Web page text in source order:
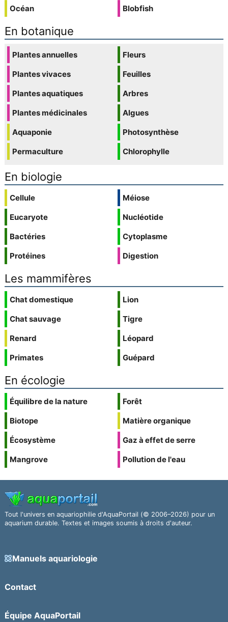
Océan
Blobfish
En botanique
Plantes annuelles
Plantes vivaces
Plantes aquatiques
Plantes médicinales
Aquaponie
Permaculture
Fleurs
Feuilles
Arbres
Algues
Photosynthèse
Chlorophylle
En biologie
Cellule
Eucaryote
Bactéries
Protéines
Méiose
Nucléotide
Cytoplasme
Digestion
Les mammifères
Chat domestique
Chat sauvage
Renard
Primates
Lion
Tigre
Léopard
Guépard
En écologie
Équilibre de la nature
Biotope
Écosystème
Mangrove
Forêt
Matière organique
Gaz à effet de serre
Pollution de l'eau
Tout l'univers en aquariophilie d'AquaPortail (© 2006–2026) pour un
aquarium durable. Textes et images soumis à droits d'auteur.
Manuels aquariologie
Contact
Équipe AquaPortail